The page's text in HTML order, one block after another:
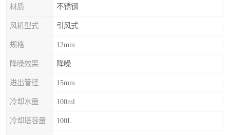
材质 不锈钢
风机型式 引风式
规格 12mm
降噪效果 降噪
进出管径 15mm
冷却水量 100ml
冷却塔容量 100L